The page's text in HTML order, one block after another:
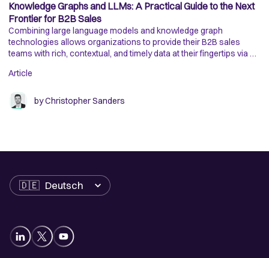
Knowledge Graphs and LLMs: A Practical Guide to the Next
Frontier for B2B Sales
Combining large language models and knowledge graph
technologies allows organizations to provide their B2B sales
teams with rich, contextual, and timely data at their fingertips via a
Article
byChristopher Sanders
Sprache